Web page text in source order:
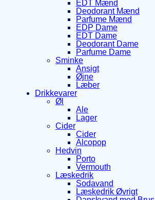
EDT Mænd
Deodorant Mænd
Parfume Mænd
EDP Dame
EDT Dame
Deodorant Dame
Parfume Dame
Sminke
Ansigt
Øjne
Læber
Drikkevarer
Øl
Ale
Lager
Cider
Cider
Alcopop
Hedvin
Porto
Vermouth
Læskedrik
Sodavand
Læskedrik Øvrigt